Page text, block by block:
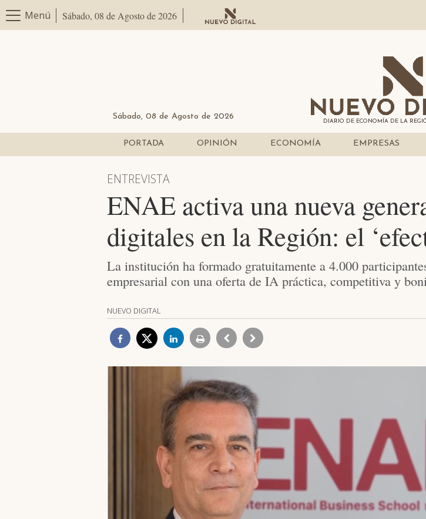
Menú Sábado, 08 de Agosto de 2026
Sábado, 08 de Agosto de 2026
DIARIO DE ECONOMÍA DE LA
PORTADA OPINIÓN ECONOMÍA EMPRESAS
ENTREVISTA
ENAE activa una nueva
digitales en la Región: el
La institución ha formado gratuitamente a 4.000
empresarial con una oferta de IA práctica, competitiva y
NUEVO DIGITAL